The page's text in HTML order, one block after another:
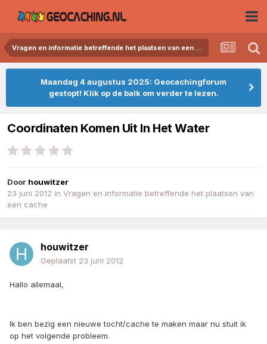
Vragen en informatie betreffende het plaatsen van een cache
Maandag 4 augustus 2025: Geocachingforum
gestopt! Klik op de balk om verder te lezen.
Coordinaten Komen Uit In Het Water
Door houwitzer
23 juni 2012 in Vragen en informatie betreffende het plaatsen van
een cache
houwitzer
Geplaatst 23 juni 2012
Hallo allemaal,
Ik ben bezig een nieuwe tocht/cache te maken maar nu stuit ik
op het volgende probleem.